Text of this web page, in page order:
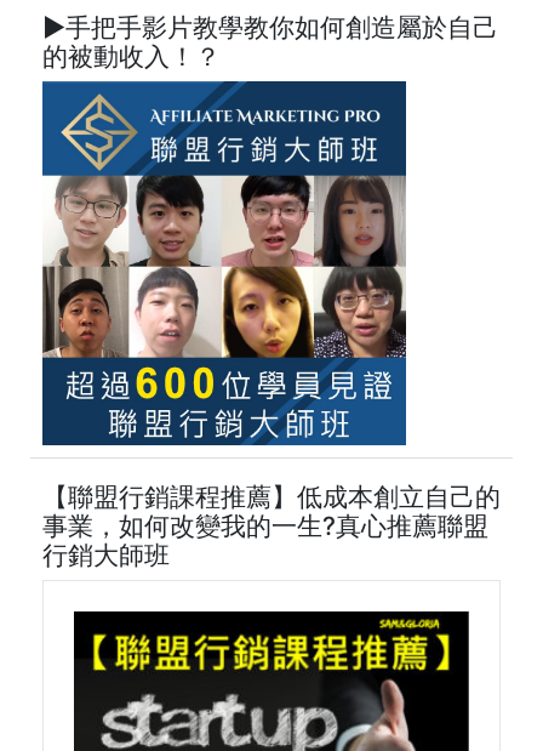
►手把手影片教學教你如何創造屬於自己
的被動收入！？
【聯盟行銷課程推薦】低成本創立自己的
事業，如何改變我的一生?真心推薦聯盟
行銷大師班